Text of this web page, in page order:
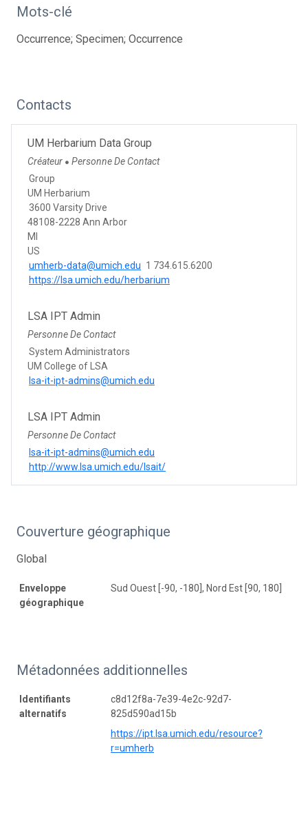
Mots-clé
Occurrence; Specimen; Occurrence
Contacts
UM Herbarium Data Group
Créateur ● Personne De Contact
Group
UM Herbarium
3600 Varsity Drive
48108-2228 Ann Arbor
MI
US
umherb-data@umich.edu 1 734.615.6200
https://lsa.umich.edu/herbarium
LSA IPT Admin
Personne De Contact
System Administrators
UM College of LSA
lsa-it-ipt-admins@umich.edu
LSA IPT Admin
Personne De Contact
lsa-it-ipt-admins@umich.edu
http://www.lsa.umich.edu/lsait/
Couverture géographique
Global
Enveloppe
géographique
Sud Ouest [-90, -180], Nord Est [90, 180]
Métadonnées additionnelles
Identifiants
alternatifs
c8d12f8a-7e39-4e2c-92d7-
825d590ad15b
https://ipt.lsa.umich.edu/resource?
r=umherb